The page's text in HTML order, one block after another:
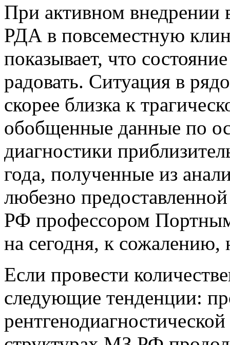
При активном внедрении
РДА в повсеместную
показывает, что
радовать. Ситуация в
скорее близка к
обобщенные данные по
диагностики
года, полученные из
любезно
РФ профессором
на сегодня, к сожалению,
Если провести
следующие тенденции: